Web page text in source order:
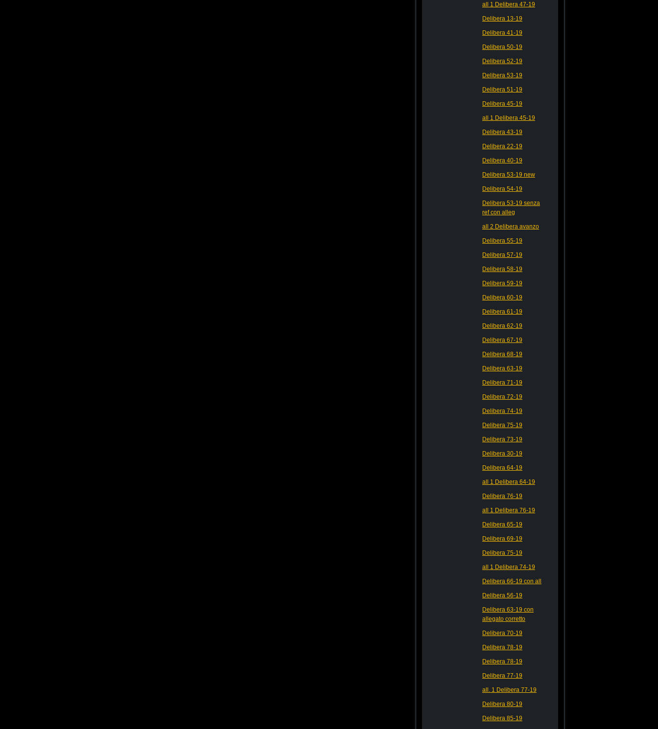
all 1 Delibera 47-19
Delibera 13-19
Delibera 41-19
Delibera 50-19
Delibera 52-19
Delibera 53-19
Delibera 51-19
Delibera 45-19
all 1 Delibera 45-19
Delibera 43-19
Delibera 22-19
Delibera 40-19
Delibera 53-19 new
Delibera 54-19
Delibera 53-19 senza
ref con alleg
all 2 Delibera avanzo
Delibera 55-19
Delibera 57-19
Delibera 58-19
Delibera 59-19
Delibera 60-19
Delibera 61-19
Delibera 62-19
Delibera 67-19
Delibera 68-19
Delibera 63-19
Delibera 71-19
Delibera 72-19
Delibera 74-19
Delibera 75-19
Delibera 73-19
Delibera 30-19
Delibera 64-19
all 1 Delibera 64-19
Delibera 76-19
all 1 Delibera 76-19
Delibera 65-19
Delibera 69-19
Delibera 75-19
all 1 Delibera 74-19
Delibera 66-19 con all
Delibera 56-19
Delibera 63-19 con
allegato corretto
Delibera 70-19
Delibera 78-19
Delibera 78-19
Delibera 77-19
all. 1 Delibera 77-19
Delibera 80-19
Delibera 85-19